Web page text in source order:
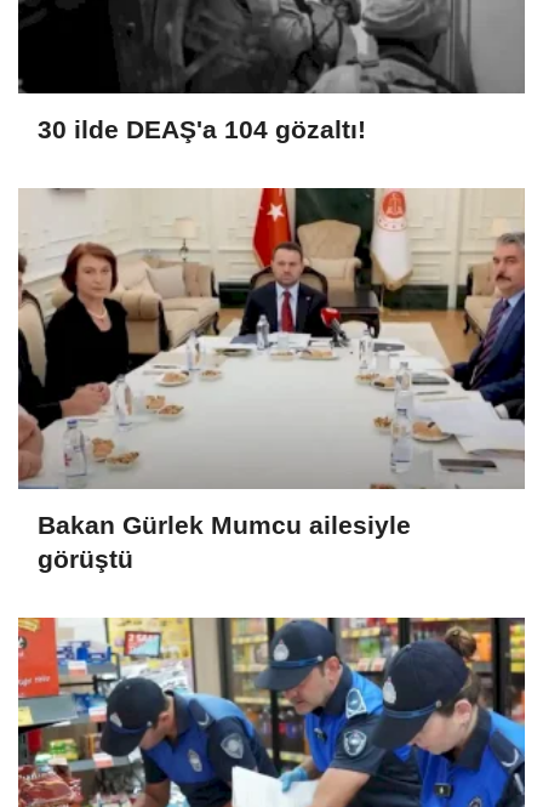
30 ilde DEAŞ'a 104 gözaltı!
Bakan Gürlek Mumcu ailesiyle
görüştü